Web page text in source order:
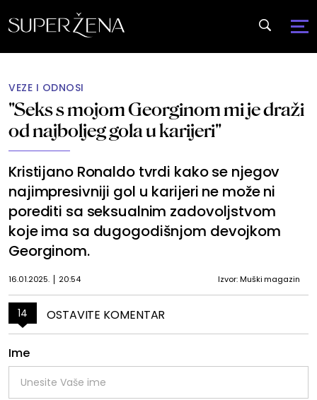
VEZE I ODNOSI
"Seks s mojom Georginom mi je draži
od najboljeg gola u karijeri"
Kristijano Ronaldo tvrdi kako se njegov
najimpresivniji gol u karijeri ne može ni
porediti sa seksualnim zadovoljstvom
koje ima sa dugogodišnjom devojkom
Georginom.
16.01.2025. 20:54 Izvor: Muški magazin
14 OSTAVITE KOMENTAR
Ime